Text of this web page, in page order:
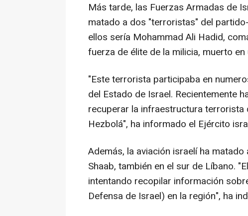
Más tarde, las Fuerzas Armadas de
matado a dos "terroristas" del
ellos sería Mohammad Ali Hadid,
fuerza de élite de la milicia, muerto
"Este terrorista participaba en
del Estado de Israel. Recientemente
recuperar la infraestructura
Hezbolá", ha informado el Ejército
Además, la aviación israelí ha
Shaab, también en el sur de Líbano.
intentando recopilar información
Defensa de Israel) en la región", ha